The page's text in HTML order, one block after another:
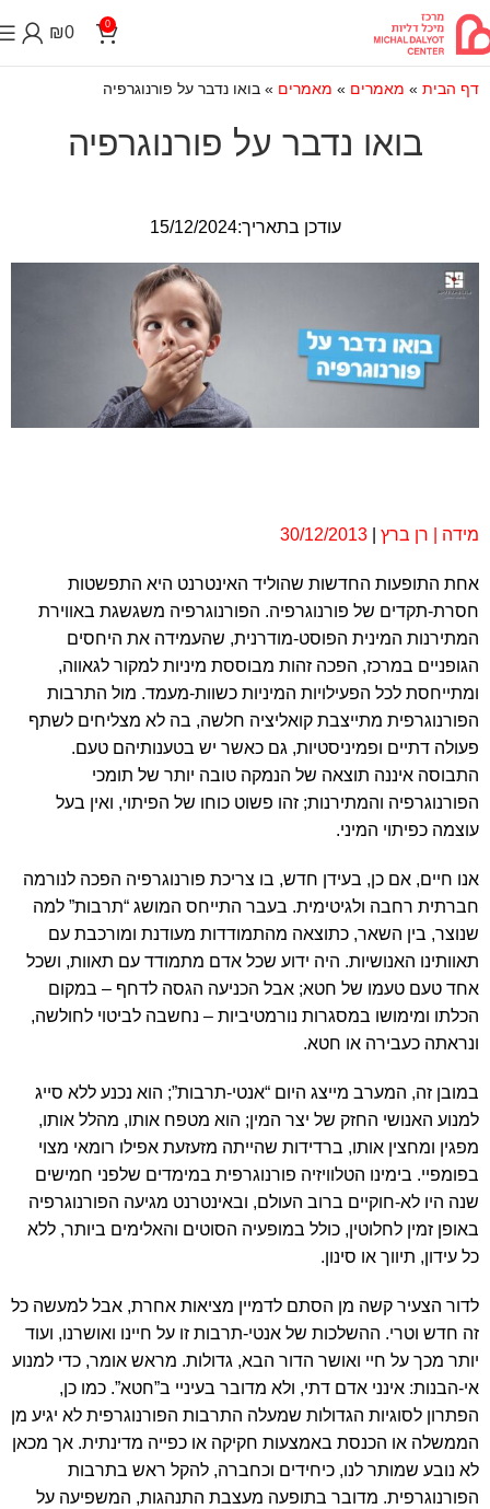
0
₪0
דף הבית » מאמרים » מאמרים » בואו נדבר על פורנוגרפיה
בואו נדבר על פורנוגרפיה
עודכן בתאריך:15/12/2024
מידה | רן ברץ 30/12/2013
אחת התופעות החדשות שהוליד האינטרנט היא התפשטות
חסרת-תקדים של פורנוגרפיה. הפורנוגרפיה משגשגת באווירת
המתירנות המינית הפוסט-מודרנית, שהעמידה את היחסים
הגופניים במרכז, הפכה זהות מבוססת מיניות למקור לגאווה,
ומתייחסת לכל הפעילויות המיניות כשוות-מעמד. מול התרבות
הפורנוגרפית מתייצבת קואליציה חלשה, בה לא מצליחים לשתף
פעולה דתיים ופמיניסטיות, גם כאשר יש בטענותיהם טעם.
התבוסה איננה תוצאה של הנמקה טובה יותר של תומכי
הפורנוגרפיה והמתירנות; זהו פשוט כוחו של הפיתוי, ואין בעל
עוצמה כפיתוי המיני.
אנו חיים, אם כן, בעידן חדש, בו צריכת פורנוגרפיה הפכה לנורמה
חברתית רחבה ולגיטימית. בעבר התייחס המושג “תרבות” למה
שנוצר, בין השאר, כתוצאה מהתמודדות מעודנת ומורכבת עם
תאוותינו האנושיות. היה ידוע שכל אדם מתמודד עם תאוות, ושכל
אחד טעם טעמו של חטא; אבל הכניעה הגסה לדחף – במקום
הכלתו ומימושו במסגרות נורמטיביות – נחשבה לביטוי לחולשה,
ונראתה כעבירה או חטא.
במובן זה, המערב מייצג היום “אנטי-תרבות”; הוא נכנע ללא סייג
למנוע האנושי החזק של יצר המין; הוא מטפח אותו, מהלל אותו,
מפגין ומחצין אותו, ברדידות שהייתה מזעזעת אפילו רומאי מצוי
בפומפיי. בימינו הטלוויזיה פורנוגרפית במימדים שלפני חמישים
שנה היו לא-חוקיים ברוב העולם, ובאינטרנט מגיעה הפורנוגרפיה
באופן זמין לחלוטין, כולל במופעיה הסוטים והאלימים ביותר, ללא
כל עידון, תיווך או סינון.
לדור הצעיר קשה מן הסתם לדמיין מציאות אחרת, אבל למעשה כל
זה חדש וטרי. ההשלכות של אנטי-תרבות זו על חיינו ואושרנו, ועוד
יותר מכך על חיי ואושר הדור הבא, גדולות. מראש אומר, כדי למנוע
אי-הבנות: אינני אדם דתי, ולא מדובר בעיניי ב”חטא”. כמו כן,
הפתרון לסוגיות הגדולות שמעלה התרבות הפורנוגרפית לא יגיע מן
הממשלה או הכנסת באמצעות חקיקה או כפייה מדינתית. אך מכאן
לא נובע שמותר לנו, כיחידים וכחברה, להקל ראש בתרבות
הפורנוגרפית. מדובר בתופעה מעצבת התנהגות, המשפיעה על